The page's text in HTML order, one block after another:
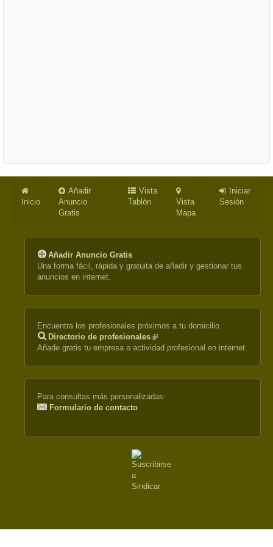
Inicio
Añadir
Anuncio
Gratis
Vista
Tablón
Vista
Mapa
Iniciar
Sesión
Añadir Anuncio Gratis
Una forma fácil, rápida y gratuita de añadir y gestionar tus
anuncios en internet.
Encuentra los profesionales próximos a tu domicilio.
Directorio de profesionales(link
is
Añade gratis tu empresa o actividad profesional en internet.
Para consultas más personalizadas:
Formulario de contacto